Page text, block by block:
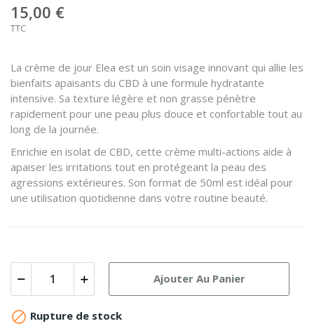
15,00 €
TTC
La crème de jour Elea est un soin visage innovant qui allie les
bienfaits apaisants du CBD à une formule hydratante
intensive. Sa texture légère et non grasse pénètre
rapidement pour une peau plus douce et confortable tout au
long de la journée.
Enrichie en isolat de CBD, cette crème multi-actions aide à
apaiser les irritations tout en protégeant la peau des
agressions extérieures. Son format de 50ml est idéal pour
une utilisation quotidienne dans votre routine beauté.
Ajouter Au Panier
 Rupture de stock